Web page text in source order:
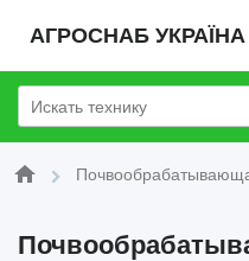
АГРОСНАБ УКРАЇНА